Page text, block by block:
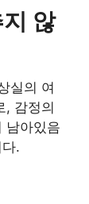
않
실의 여
, 감정의
남아있음
.